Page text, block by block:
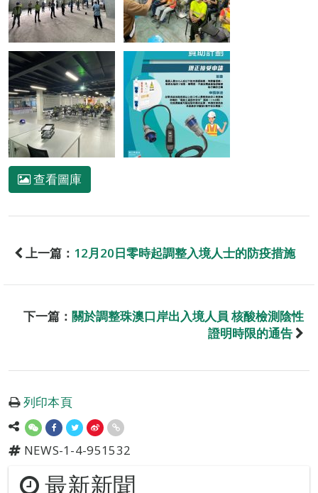
查看圖庫
上一篇： 12月20日零時起調整入境人士的防疫措施
下一篇： 關於調整珠澳口岸出入境人員 核酸檢測陰性
證明時限的通告
列印本頁
NEWS-1-4-951532
最新新聞